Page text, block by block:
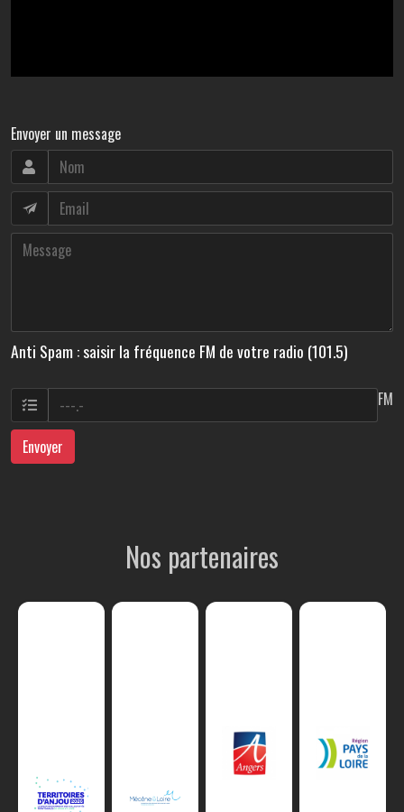
Envoyer un message
Anti Spam : saisir la fréquence FM de votre radio (101.5)
FM
Envoyer
Nos partenaires